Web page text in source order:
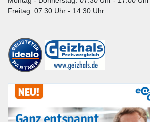
Freitag: 07.30 Uhr - 14.30 Uhr